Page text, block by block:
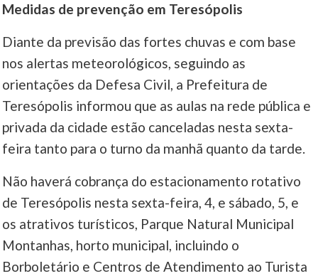
Medidas de prevenção em Teresópolis
Diante da previsão das fortes chuvas e com base
nos alertas meteorológicos, seguindo as
orientações da Defesa Civil, a Prefeitura de
Teresópolis informou que as aulas na rede pública e
privada da cidade estão canceladas nesta sexta-
feira tanto para o turno da manhã quanto da tarde.
Não haverá cobrança do estacionamento rotativo
de Teresópolis nesta sexta-feira, 4, e sábado, 5, e
os atrativos turísticos, Parque Natural Municipal
Montanhas, horto municipal, incluindo o
Borboletário e Centros de Atendimento ao Turista